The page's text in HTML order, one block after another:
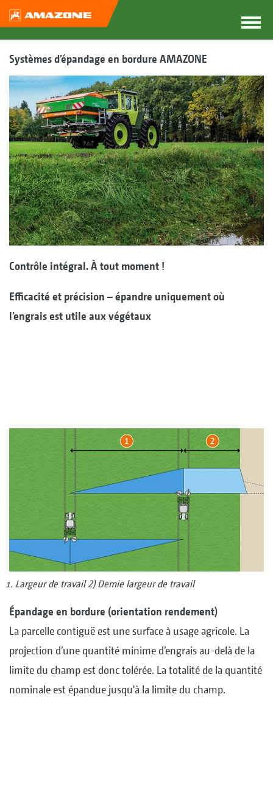
Systèmes d’épandage en bordure AMAZONE
Contrôle intégral. À tout moment !
Efficacité et précision – épandre uniquement où
l’engrais est utile aux végétaux
Largeur de travail 2) Demie largeur de travail
Épandage en bordure (orientation rendement)
La parcelle contiguë est une surface à usage agricole. La
projection d’une quantité minime d’engrais au-delà de la
limite du champ est donc tolérée. La totalité de la quantité
nominale est épandue jusqu'à la limite du champ.